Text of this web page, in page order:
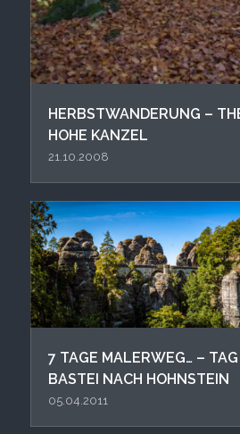
HERBSTWANDERUNG –
OHE KANZEL
21.10.2008
7 TAGE MALERWEG… –
BASTEI NACH HOHNSTEIN
05.04.2011